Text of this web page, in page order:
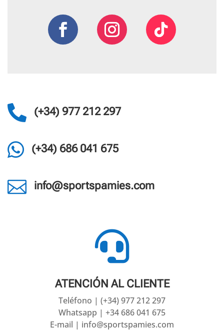
 (+34) 977 212 297
 (+34) 686 041 675
 info@sportspamies.com

ATENCIÓN AL CLIENTE
Teléfono | (+34) 977 212 297
Whatsapp | +34 686 041 675
E-mail | info@sportspamies.com